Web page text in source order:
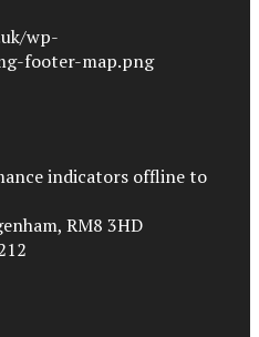
indicators offline to
RM8 3HD